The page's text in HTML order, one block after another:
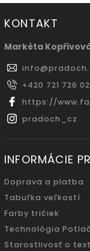
KONTAKT
Markéta
info@
+420 721 726
https://
pradoch_cz
INFORMÁCIE
Doprava a platba
Tabuľka veľkostí
Farby tričiek
Technológia
Starostlivosť o